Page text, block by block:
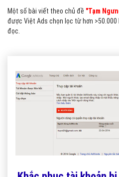
Một số bài viết theo chủ đề "Tạm
được Việt Ads chọn lọc từ hơn
đọc.